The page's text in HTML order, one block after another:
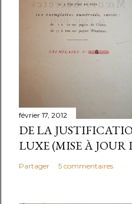
février 17, 2012
DE LA
LUXE (MISE À
Partager 5 commentaires